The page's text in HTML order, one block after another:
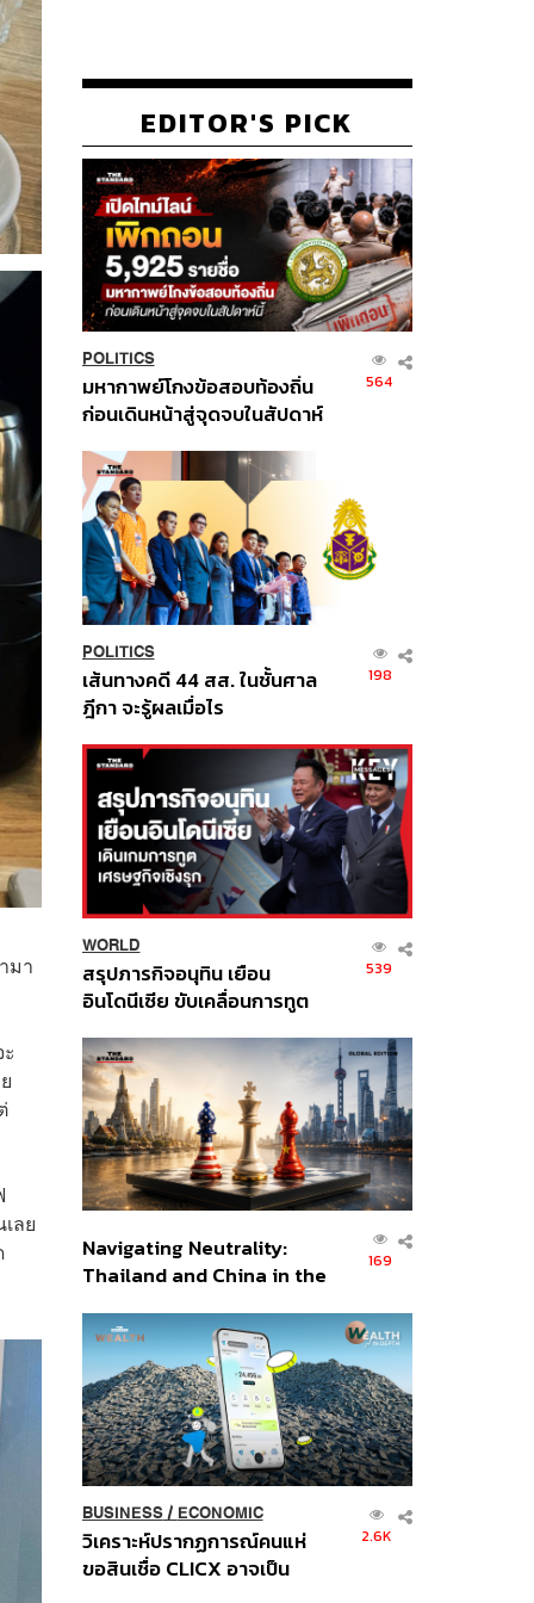
มา
ลย
EDITOR'S PICK
POLITICS
มหากาพย์โกงข้อสอบท้องถิ่น
ก่อนเดินหน้าสู่จุดจบในสัปดาห์
564
POLITICS
เส้นทางคดี 44 สส. ในชั้นศาล
ฎีกา จะรู้ผลเมื่อไร
198
WORLD
สรุปภารกิจอนุทิน เยือน
อินโดนีเซีย ขับเคลื่อนการทูต
ส่วนยุทธศาสตร์ไทย –
อินโดนีเซีย
539
Navigating Neutrality:
Thailand and China in the
Order
169
BUSINESS/ ECONOMIC
วิเคราะห์ปรากฏการณ์คนแห่
ขอสินเชื่อ CLICX อาจเป็น
2.6K